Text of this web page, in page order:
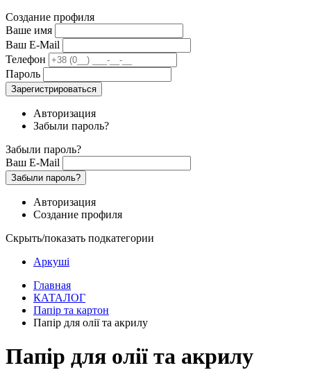
Создание профиля
Ваше имя
Ваш E-Mail
Телефон
Пароль
Зарегистрироваться
Авторизация
Забыли пароль?
Забыли пароль?
Ваш E-Mail
Забыли пароль?
Авторизация
Создание профиля
Скрыть/показать подкатегории
Аркуші
Главная
КАТАЛОГ
Папір та картон
Папір для олії та акрилу
Папір для олії та акрилу